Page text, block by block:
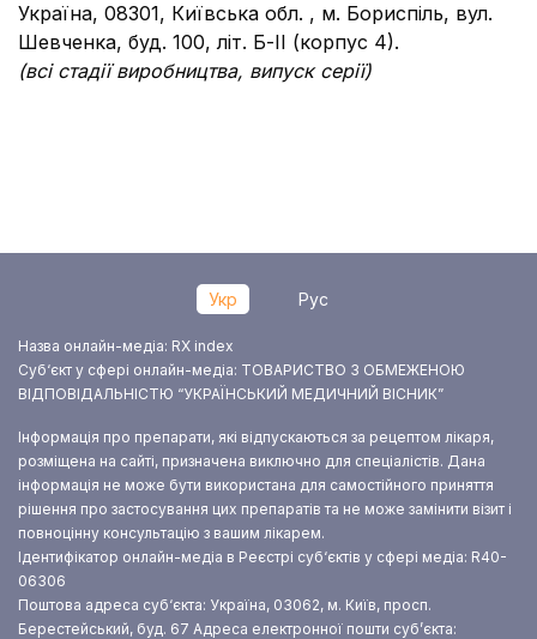
Україна, 08301, Київська обл. , м. Бориспіль, вул.
Шевченка, буд. 100, літ. Б-ІІ (корпус 4).
(всі стадії виробництва, випуск серії)
Укр Рус
Назва онлайн-медіа: RX index
Суб‘єкт у сфері онлайн-медіа: ТОВАРИСТВО З ОБМЕЖЕНОЮ
ВІДПОВІДАЛЬНІСТЮ “УКРАЇНСЬКИЙ МЕДИЧНИЙ ВІСНИК”
Інформація про препарати, які відпускаються за рецептом лікаря,
розміщена на сайті, призначена виключно для спеціалістів. Дана
інформація не може бути використана для самостійного приняття
рішення про застосування цих препаратів та не може замінити візит і
повноцінну консультацію з вашим лікарем.
Ідентифікатор онлайн-медіа в Реєстрі суб‘єктів у сфері медіа: R40-
06306
Поштова адреса суб‘єкта: Україна, 03062, м. Київ, просп.
Берестейський, буд. 67 Адреса електронної пошти суб’єкта: